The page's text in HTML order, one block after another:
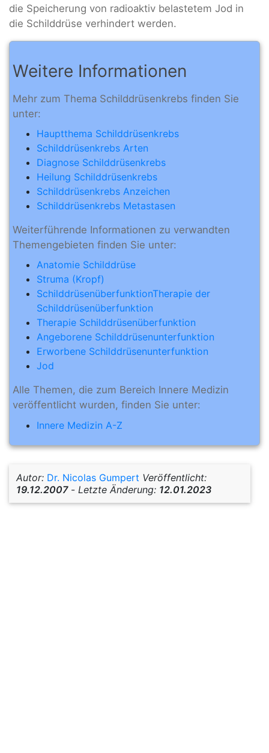
die Speicherung von radioaktiv belastetem Jod in
die Schilddrüse verhindert werden.
Weitere Informationen
Mehr zum Thema Schilddrüsenkrebs finden Sie
unter:
Hauptthema Schilddrüsenkrebs
Schilddrüsenkrebs Arten
Diagnose Schilddrüsenkrebs
Heilung Schilddrüsenkrebs
Schilddrüsenkrebs Anzeichen
Schilddrüsenkrebs Metastasen
Weiterführende Informationen zu verwandten
Themengebieten finden Sie unter:
Anatomie Schilddrüse
Struma (Kropf)
SchilddrüsenüberfunktionTherapie der
Schilddrüsenüberfunktion
Therapie Schilddrüsenüberfunktion
Angeborene Schilddrüsenunterfunktion
Erworbene Schilddrüsenunterfunktion
Jod
Alle Themen, die zum Bereich Innere Medizin
veröffentlicht wurden, finden Sie unter:
Innere Medizin A-Z
Autor: Dr. Nicolas Gumpert Veröffentlicht:
19.12.2007- Letzte Änderung: 12.01.2023